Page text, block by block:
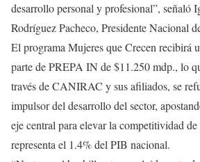
desarrollo personal y profesional”, señaló
Rodríguez Pacheco, Presidente Nacional
El programa Mujeres que Crecen recibirá
parte de PREPA IN de $11.250 mdp., lo
través de CANIRAC y sus afiliados, se
impulsor del desarrollo del sector,
eje central para elevar la competitividad
representa el 1.4% del PIB nacional.